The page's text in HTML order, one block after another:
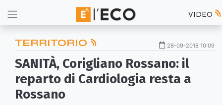
VIDEO
TERRITORIO 28-09-2018 10:09
SANITÀ, Corigliano Rossano: il
reparto di Cardiologia resta a
Rossano